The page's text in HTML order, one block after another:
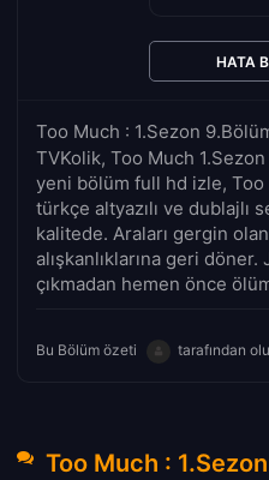
Too Much : 1.Sezon
TVKolik, Too Much
yeni bölüm full hd izle, Too
türkçe altyazılı ve dublajlı
kalitede. Araları gergin
alışkanlıklarına geri
çıkmadan hemen önce
Bu Bölüm özeti tarafından
HATA